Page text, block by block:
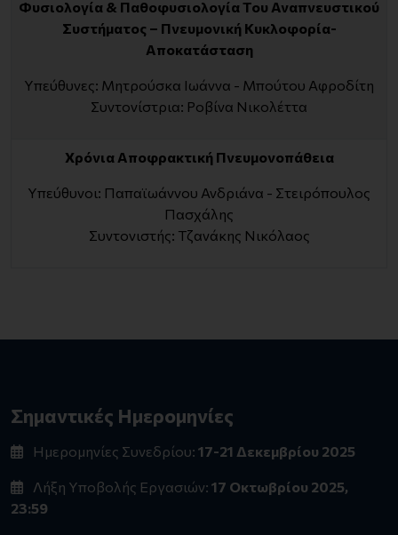
Φυσιολογία & Παθοφυσιολογία Του Αναπνευστικού
Συστήματος – Πνευμονική Κυκλοφορία-
Αποκατάσταση
Υπεύθυνες: Μητρούσκα Ιωάννα - Μπούτου Αφροδίτη
Συντονίστρια: Ροβίνα Νικολέττα
Χρόνια Αποφρακτική Πνευμονοπάθεια
Υπεύθυνοι: Παπαϊωάννου Ανδριάνα - Στειρόπουλος
Πασχάλης
Συντονιστής: Τζανάκης Νικόλαος
Σημαντικές Ημερομηνίες
Ημερομηνίες Συνεδρίου: 17-21 Δεκεμβρίου 2025
Λήξη Υποβολής Εργασιών: 17 Οκτωβρίου 2025,
23:59